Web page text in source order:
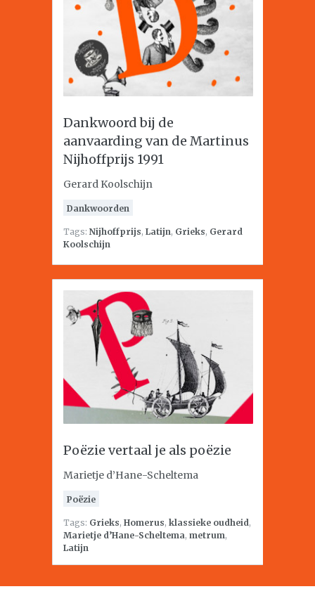
Dankwoord bij de
aanvaarding van de Martinus
Nijhoffprijs 1991
Gerard Koolschijn
Dankwoorden
Tags: Nijhoffprijs, Latijn, Grieks, Gerard
Koolschijn
Poëzie vertaal je als poëzie
Marietje d’Hane-Scheltema
Poëzie
Tags: Grieks, Homerus, klassieke oudheid,
Marietje d’Hane-Scheltema, metrum,
Latijn